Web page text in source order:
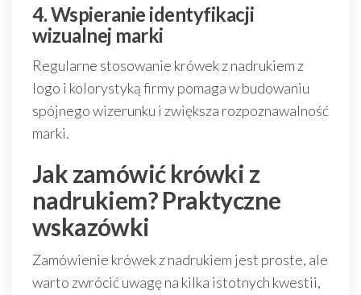
4. Wspieranie identyfikacji
wizualnej marki
Regularne stosowanie krówek z nadrukiem z
logo i kolorystyką firmy pomaga w budowaniu
spójnego wizerunku i zwiększa rozpoznawalność
marki.
Jak zamówić krówki z
nadrukiem? Praktyczne
wskazówki
Zamówienie krówek z nadrukiem jest proste, ale
warto zwrócić uwagę na kilka istotnych kwestii,